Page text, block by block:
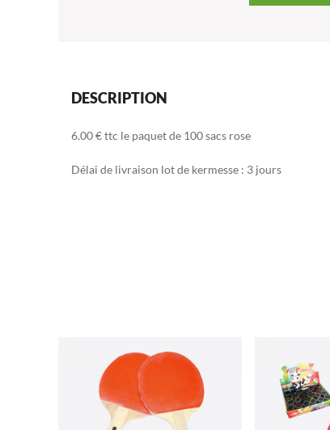
DESCRIPTION
6.00 € ttc le paquet de 100 sacs rose
Délai de livraison lot de kermesse : 3 jours